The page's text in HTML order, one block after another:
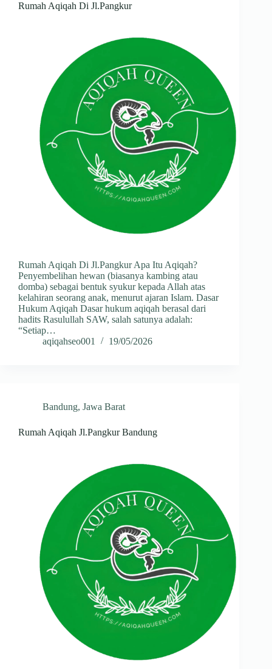
Rumah Aqiqah Di Jl.Pangkur
Rumah Aqiqah Di Jl.Pangkur Apa Itu Aqiqah?
Penyembelihan hewan (biasanya kambing atau
domba) sebagai bentuk syukur kepada Allah atas
kelahiran seorang anak, menurut ajaran Islam. Dasar
Hukum Aqiqah Dasar hukum aqiqah berasal dari
hadits Rasulullah SAW, salah satunya adalah:
“Setiap…
aqiqahseo001
19/05/2026
Bandung, Jawa Barat
Rumah Aqiqah Jl.Pangkur Bandung